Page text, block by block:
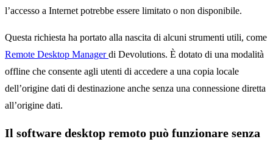
l’accesso a Internet potrebbe essere limitato o non disponibile.
Questa richiesta ha portato alla nascita di alcuni strumenti utili, come
Remote Desktop Managerdi Devolutions. È dotato di una modalità
offline che consente agli utenti di accedere a una copia locale
dell’origine dati di destinazione anche senza una connessione diretta
all’origine dati.
Il software desktop remoto può funzionare senza